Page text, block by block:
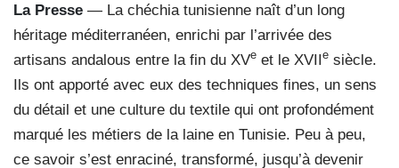
La Presse — La chéchia tunisienne naît d’un long
héritage méditerranéen, enrichi par l’arrivée des
artisans andalous entre la fin du XVe et le XVIIe siècle.
Ils ont apporté avec eux des techniques fines, un sens
du détail et une culture du textile qui ont profondément
marqué les métiers de la laine en Tunisie. Peu à peu,
ce savoir s’est enraciné, transformé, jusqu’à devenir